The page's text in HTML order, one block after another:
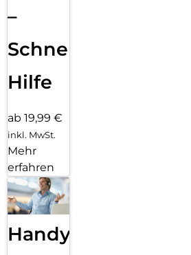
–
Schnelle
Hilfe
ab 19,99 €
inkl. MwSt.
Mehr
erfahren
Handy